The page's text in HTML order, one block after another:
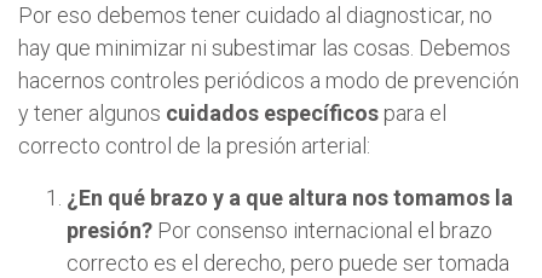
Por eso debemos tener cuidado al diagnosticar, no
hay que minimizar ni subestimar las cosas. Debemos
hacernos controles periódicos a modo de prevención
y tener algunos cuidados específicos para el
correcto control de la presión arterial:
¿En qué brazo y a que altura nos tomamos la
presión? Por consenso internacional el brazo
correcto es el derecho, pero puede ser tomada